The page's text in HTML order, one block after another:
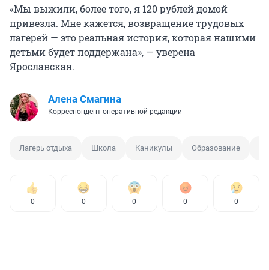
«Мы выжили, более того, я 120 рублей домой
привезла. Мне кажется, возвращение трудовых
лагерей — это реальная история, которая нашими
детьми будет поддержана», — уверена
Ярославская.
Алена Смагина
Корреспондент оперативной редакции
Лагерь отдыха Школа Каникулы Образование
0 0 0 0 0